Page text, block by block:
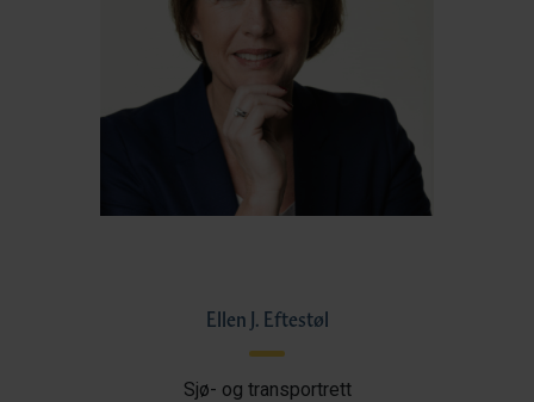
Ellen J. Eftestøl
Sjø- og transportrett